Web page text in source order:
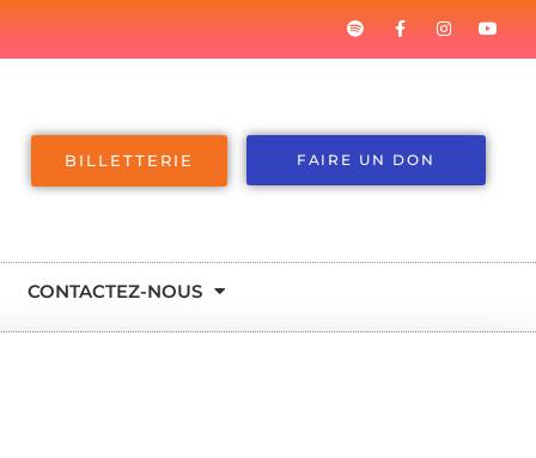
BILLETTERIE FAIRE UN DON
CONTACTEZ-NOUS